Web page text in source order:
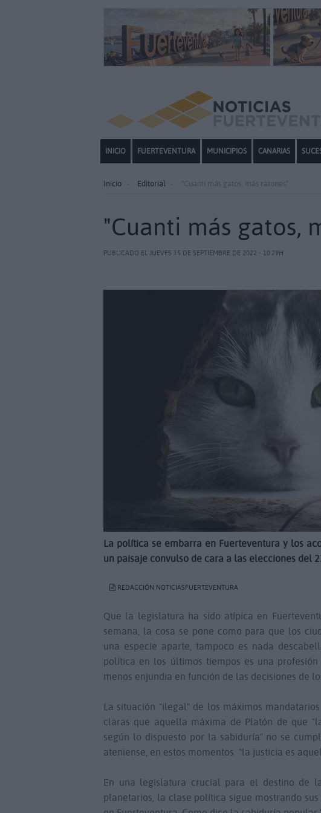
INICIO FUERTEVENTURA MUNICIPIOS CANARIAS
Inicio Editorial "Cuanti más gatos, más ratones"
"Cuanti más gatos,
PUBLICADO EL JUEVES 15 DE SEPTIEMBRE DE 2022 - 10:29H
La política se embarra en Fuerteventura y los
un paisaje convulso de cara a las elecciones del
REDACCIÓN NOTICIASFUERTEVENTURA
Que la legislatura ha sido atípica en
semana, la cosa se pone como para que los
una especie aparte, tampoco es nada
política en los últimos tiempos es una
menos enjundia en función de las decisiones de
La situación "ilegal" de los máximos
claras que aquella máxima de Platón de que
según lo dispuesto por la sabiduría" no se
ateniense, en estos momentos "la justicia es
En una legislatura crucial para el destino de
planetarios, la clase política sigue mostrando